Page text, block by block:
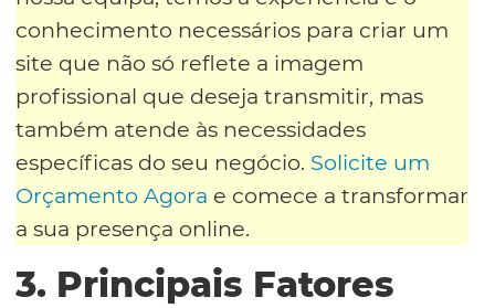
conhecimento necessários para criar um
site que não só reflete a imagem
profissional que deseja transmitir, mas
também atende às necessidades
específicas do seu negócio. Solicite um
Orçamento Agora e comece a transformar
a sua presença online.
3. Principais Fatores